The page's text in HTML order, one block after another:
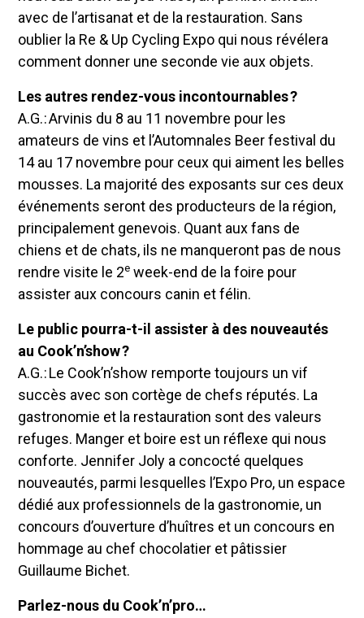
avec de l’artisanat et de la restauration. Sans
oublier la Re & Up Cycling Expo qui nous révélera
comment donner une seconde vie aux objets.
Les autres rendez-vous incontournables ?
A.G. : Arvinis du 8 au 11 novembre pour les
amateurs de vins et l’Automnales Beer festival du
14 au 17 novembre pour ceux qui aiment les belles
mousses. La majorité des exposants sur ces deux
événements seront des producteurs de la région,
principalement genevois. Quant aux fans de
chiens et de chats, ils ne manqueront pas de nous
rendre visite le 2e week-end de la foire pour
assister aux concours canin et félin.
Le public pourra-t-il assister à des nouveautés
au Cook’n’show ?
A.G. : Le Cook’n’show remporte toujours un vif
succès avec son cortège de chefs réputés. La
gastronomie et la restauration sont des valeurs
refuges. Manger et boire est un réflexe qui nous
conforte. Jennifer Joly a concocté quelques
nouveautés, parmi lesquelles l’Expo Pro, un espace
dédié aux professionnels de la gastronomie, un
concours d’ouverture d’huîtres et un concours en
hommage au chef chocolatier et pâtissier
Guillaume Bichet.
Parlez-nous du Cook’n’pro…